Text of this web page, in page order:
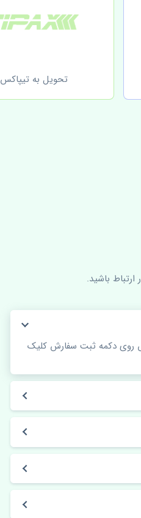
تحویل به تیپاکس
باشید.
روی دکمه ثبت سفارش کلیک